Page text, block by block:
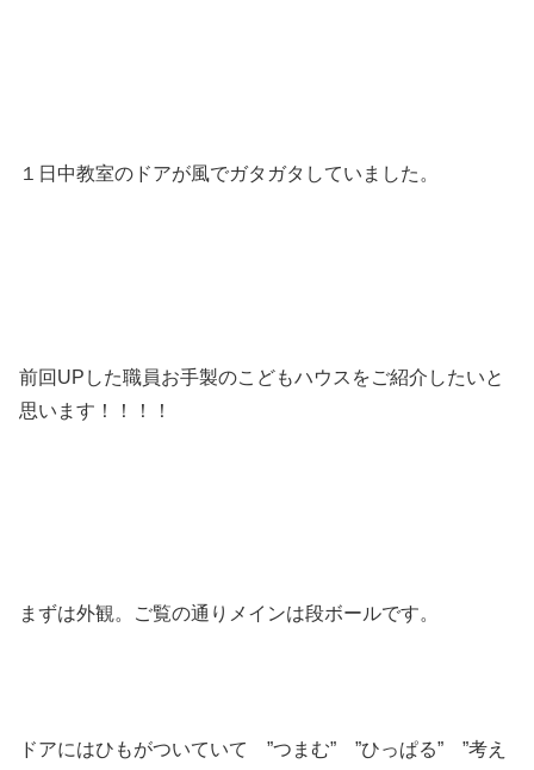
１日中教室のドアが風でガタガタしていました。
前回UPした職員お手製のこどもハウスをご紹介したいと
思います！！！！
まずは外観。ご覧の通りメインは段ボールです。
ドアにはひもがついていて ”つまむ” ”ひっぱる” ”考え